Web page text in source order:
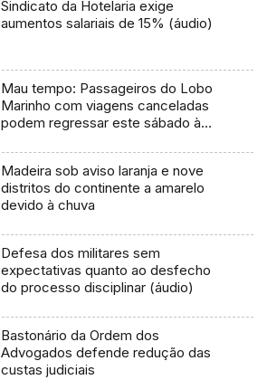
Sindicato da Hotelaria exige
aumentos salariais de 15% (áudio)
Mau tempo: Passageiros do Lobo
Marinho com viagens canceladas
podem regressar este sábado à
Madeira sob aviso laranja e nove
distritos do continente a amarelo
devido à chuva
Defesa dos militares sem
expectativas quanto ao desfecho
do processo disciplinar (áudio)
Bastonário da Ordem dos
Advogados defende redução das
custas judiciais